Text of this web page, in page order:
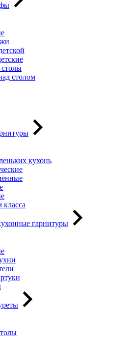
столом
кухонь
гарнитуры